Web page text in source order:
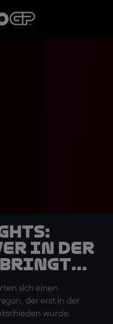
in der
bringt
sich einen
der erst in der
wurde.